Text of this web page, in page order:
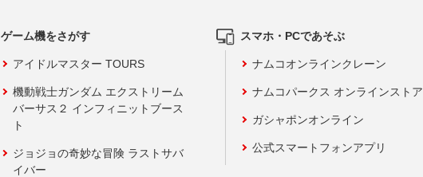
ゲーム機をさがす
アイドルマスター TOURS
機動戦士ガンダム エクストリーム
バーサス２ インフィニットブース
ト
ジョジョの奇妙な冒険 ラストサバ
イバー
スマホ・PCであそぶ
ナムコオンラインクレーン
ナムコパークス オンラインストア
ガシャポンオンライン
公式スマートフォンアプリ